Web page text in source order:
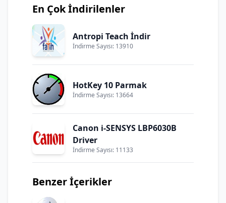
En Çok İndirilenler
Antropi Teach İndir
İndirme Sayısı: 13910
HotKey 10 Parmak
İndirme Sayısı: 13664
Canon i-SENSYS LBP6030B
Driver
İndirme Sayısı: 11133
Benzer İçerikler